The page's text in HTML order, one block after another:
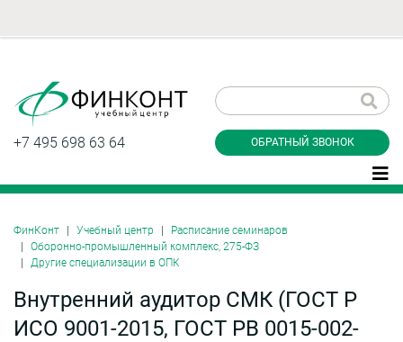
+7 495 698 63 64 ОБРАТНЫЙ ЗВОНОК
ФинКонт Учебный центр
Расписание семинаров
Оборонно-промышленный комплекс, 275-ФЗ
Другие специализации в ОПК
Внутренний аудитор СМК (ГОСТ Р
ИСО 9001-2015, ГОСТ РВ 0015-002-
звонок
Даю согласие на обработку персональных
данные и соглашаюсь с